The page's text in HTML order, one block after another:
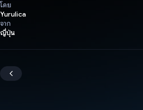
โดย
Yurulica
จาก
ญี่ปุ่น